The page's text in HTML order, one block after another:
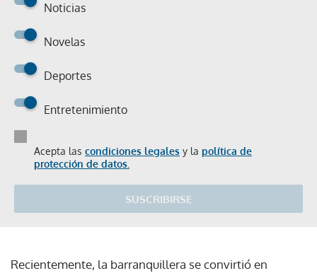
Noticias
Novelas
Deportes
Entretenimiento
Acepta las condiciones legales y la política de
protección de datos.
SUSCRIBIRSE
Recientemente, la barranquillera se convirtió en